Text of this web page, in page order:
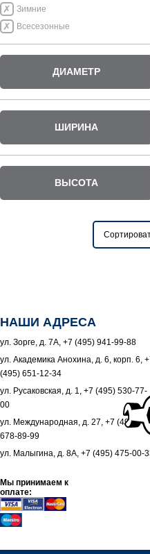
Зимние
Всесезонные
ДИАМЕТР
ШИРИНА
ВЫСОТА
НАШИ АДРЕСА
ул. Зорге, д. 7А, +7 (495) 941-99-88
ул. Академика Анохина, д. 6, корп. 6,
(495) 651-12-34
ул. Русаковская, д. 1, +7 (495) 530-77-
00
ул. Международная, д. 27, +7 (495)
678-89-99
ул. Малыгина, д. 8А, +7 (495) 475-00-
Мы принимаем к
оплате: